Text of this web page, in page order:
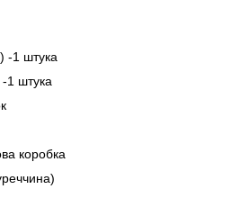
-1 штука
1 штука
коробка